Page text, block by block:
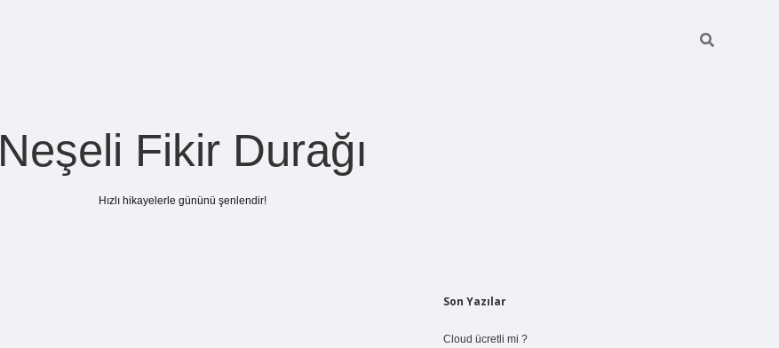
Neşeli Fikir Durağı
Hızlı hikayelerle gününü şenlendir!
Sidebar
Son Yazılar
Cloud ücretli mi ?